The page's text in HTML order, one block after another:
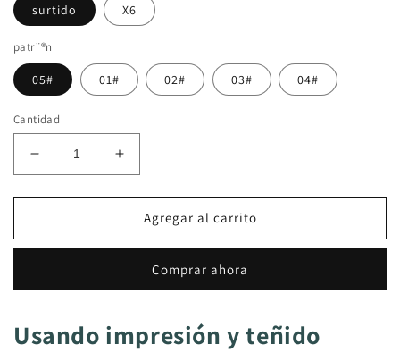
surtido X6
patr¨®n
05# 01# 02# 03# 04#
Cantidad
Reducir
cantidad
para
estampadas
Aumentar
cantidad
para
fundas
estampadas
Agregar al carrito
Comprar ahora
Usando impresión y teñido